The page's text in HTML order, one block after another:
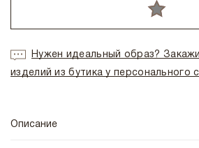
Нужен идеальный образ?
изделий из бутика у персонального
Описание